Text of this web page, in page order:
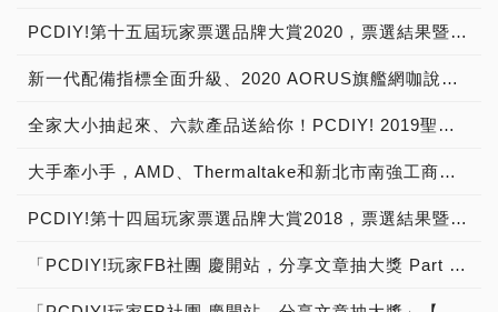
PCDIY!第十五屆玩家票選品牌大賞2020，票選結果暨得獎公布！
新一代配備指標全面升級、2020 AORUS旗艦網咖說明會邀請
全家大小抽起來、六款產品送給你！PCDIY! 2019聖誕許願活動開跑【已結束】
大手牽小手，AMD、Thermaltake和新北市南強工商攜手並進產學合一，培育專業電競水冷改裝人才
PCDIY!第十四屆玩家票選品牌大賞2018，票選結果暨得獎公布！
「PCDIY!玩家FB社團 慶開站，分享文章抽大獎 Part 2」【得獎公告】